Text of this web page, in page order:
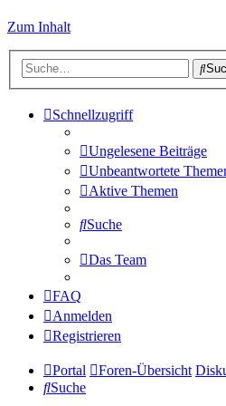
Zum Inhalt
Schnellzugriff
Ungelesene Beiträge
Unbeantwortete
Aktive Themen
Suche
Das Team
FAQ
Anmelden
Registrieren
Portal Foren-Übersicht
Suche